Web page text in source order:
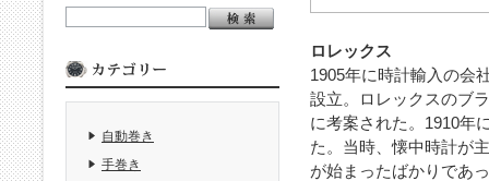
ロレックス
1905年に時計輸入の会
設立。ロレックスのブ
に考案された。1910年
た。当時、懐中時計が
が始まったばかりであ
自動巻き
手巻き